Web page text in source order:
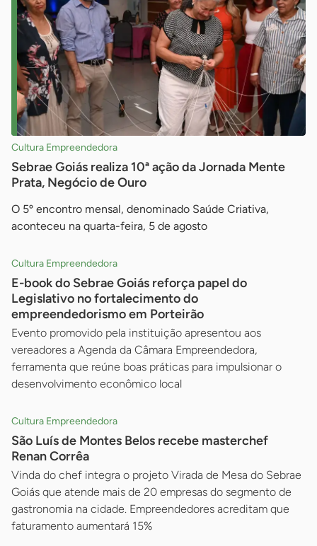
Cultura Empreendedora
Sebrae Goiás realiza 10ª ação da Jornada Mente
Prata, Negócio de Ouro
O 5º encontro mensal, denominado Saúde Criativa,
aconteceu na quarta-feira, 5 de agosto
Cultura Empreendedora
E-book do Sebrae Goiás reforça papel do
Legislativo no fortalecimento do
empreendedorismo em Porteirão
Evento promovido pela instituição apresentou aos
vereadores a Agenda da Câmara Empreendedora,
ferramenta que reúne boas práticas para impulsionar o
desenvolvimento econômico local
Cultura Empreendedora
São Luís de Montes Belos recebe masterchef
Renan Corrêa
Vinda do chef integra o projeto Virada de Mesa do Sebrae
Goiás que atende mais de 20 empresas do segmento de
gastronomia na cidade. Empreendedores acreditam que
faturamento aumentará 15%